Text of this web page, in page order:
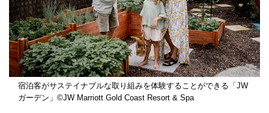
宿泊客がサステイナブルな取り組みを体験することができる「JW
ガーデン」©JW Marriott Gold Coast Resort & Spa